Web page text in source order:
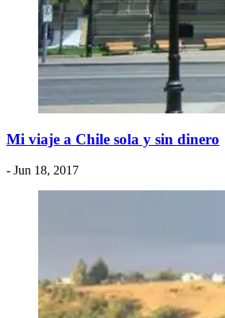
Mi viaje a Chile sola y sin dinero
- Jun 18, 2017